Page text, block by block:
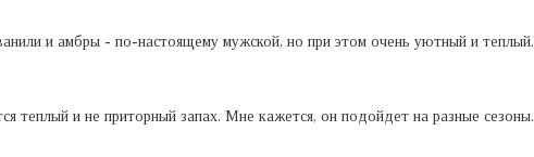
и амбры - по-настоящему мужской, но при этом очень уютный и теплый.
теплый и не приторный запах. Мне кажется, он подойдет на разные сезоны.